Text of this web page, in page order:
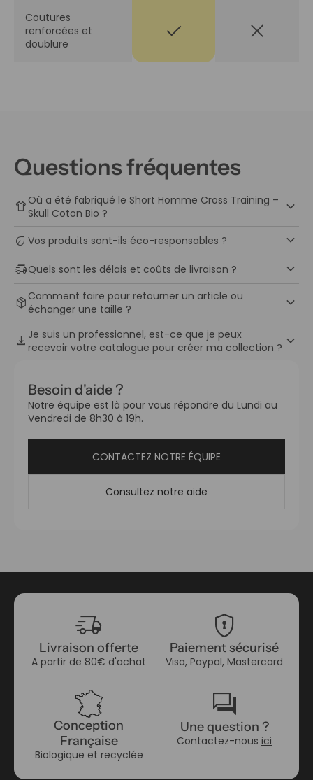
Coutures
renforcées et
doublure
check close
Besoin d'aide ?
Notre équipe est là pour vous répondre du Lundi au
Vendredi de 8h30 à 19h.
CONTACTEZ NOTRE ÉQUIPE
Consultez notre aide
Questions fréquentes
apparelOù a été fabriqué le Short Homme Cross Training –
Skull Coton Bio ?
keyboard_arrow_down
eco Vos produits sont-ils éco-responsables ? keyboard_arrow_down
delivery_truck_speedQuels sont les délais et coûts de livraison ? keyboard_arrow_down
package_2 Comment faire pour retourner un article ou
échanger une taille ?
keyboard_arrow_down
download Je suis un professionnel, est-ce que je peux
recevoir votre catalogue pour créer ma collection ? keyboard_arrow_down
delivery_truck_speed
Livraison offerte
A partir de 80€ d'achat
encrypted
Paiement sécurisé
Visa, Paypal, Mastercard
Conception
Française
Biologique et recyclée
forum
Une question ?
Contactez-nous ici